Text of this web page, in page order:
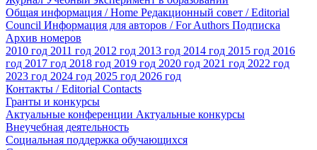
Общая информация / Home Редакционный совет / Editorial
Council Информация для авторов / For Authors Подписка
Архив номеров
2010 год 2011 год 2012 год 2013 год 2014 год 2015 год 2016
год 2017 год 2018 год 2019 год 2020 год 2021 год 2022 год
2023 год 2024 год 2025 год 2026 год
Контакты / Editorial Contacts
Гранты и конкурсы
Актуальные конференции Актуальные конкурсы
Внеучебная деятельность
Социальная поддержка обучающихся